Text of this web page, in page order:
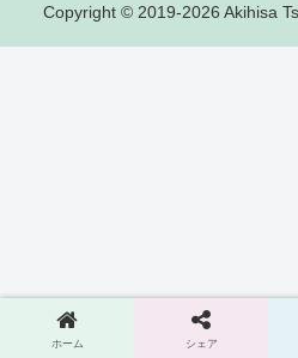
Copyright © 2019-2026 Akihisa
ホーム シェア